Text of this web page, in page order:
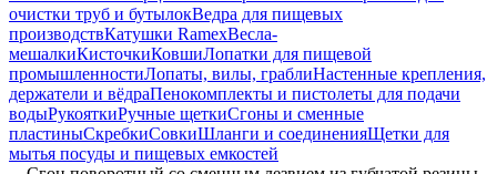
очистки труб и бутылокВедра для пищевых
производствКатушки RamexВесла-
мешалкиКисточкиКовшиЛопатки для пищевой
промышленностиЛопаты, вилы, граблиНастенные крепления,
держатели и вёдраПенокомплекты и пистолеты для подачи
водыРукояткиРучные щеткиСгоны и сменные
пластиныСкребкиСовкиШланги и соединенияЩетки для
мытья посуды и пищевых емкостей